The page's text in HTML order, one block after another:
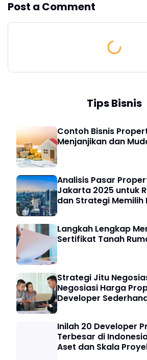
Post a Comment
Tips Bisnis
Contoh Bisnis
Menjanjikan dan
Analisis Pasar
Jakarta 2025 untuk
dan Strategi Memilih
Langkah Lengkap
Sertifikat Tanah
Strategi Jitu
Negosiasi Harga
Developer
Inilah 20 Developer
Terbesar di
Aset dan Skala